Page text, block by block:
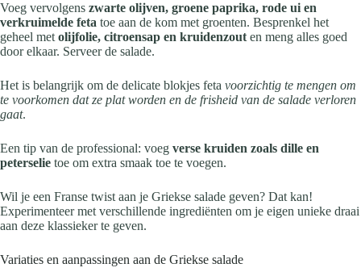
Voeg vervolgens zwarte olijven, groene paprika, rode ui en
verkruimelde feta toe aan de kom met groenten. Besprenkel het
geheel met olijfolie, citroensap en kruidenzout en meng alles goed
door elkaar. Serveer de salade.
Het is belangrijk om de delicate blokjes feta voorzichtig te mengen om
te voorkomen dat ze plat worden en de frisheid van de salade verloren
gaat.
Een tip van de professional: voeg verse kruiden zoals dille en
peterselie toe om extra smaak toe te voegen.
Wil je een Franse twist aan je Griekse salade geven? Dat kan!
Experimenteer met verschillende ingrediënten om je eigen unieke draai
aan deze klassieker te geven.
Variaties en aanpassingen aan de Griekse salade